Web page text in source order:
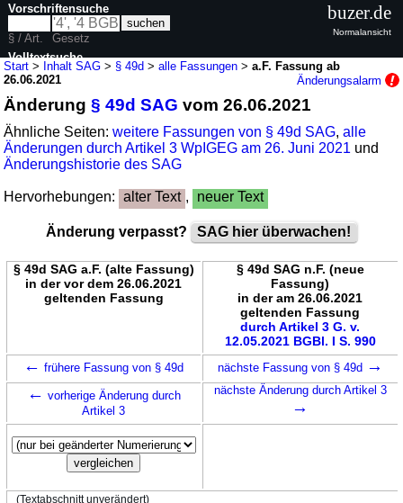
Start > Inhalt SAG > § 49d >alle Fassungen >a.F. Fassung ab
26.06.2021
Änderungsalarm
Änderung§ 49d SAG vom 26.06.2021
Ähnliche Seiten:weitere Fassungen von § 49d SAG,alle
Änderungen durch Artikel 3 WpIGEG am 26. Juni 2021 und
Änderungshistorie des SAG
Hervorhebungen: alter Text , neuer Text
Änderung verpasst? SAG hier überwachen!
§ 49d SAG a.F. (alte Fassung)
in der vor dem 26.06.2021
geltenden Fassung
§ 49d SAG n.F. (neue
Fassung)
in der am 26.06.2021
geltenden Fassung
durch Artikel 3 G. v.
12.05.2021 BGBl. I S. 990
← frühere Fassung von § 49d nächste Fassung von § 49d →
← vorherige Änderung durch
Artikel 3
nächste Änderung durch Artikel 3
→
(Textabschnitt unverändert)
Vorschriftensuche
§ / Art.
Gesetz
Volltextsuche
buzer.de
Normalansicht